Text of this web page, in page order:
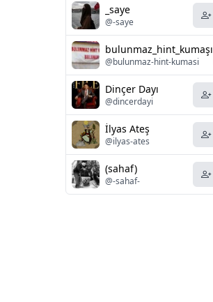
_saye
@-saye
bulunmaz_hint_kumaşı
@bulunmaz-hint-kumasi
Dinçer Dayı
@dincerdayi
İlyas Ateş
@ilyas-ates
(sahaf)
@-sahaf-